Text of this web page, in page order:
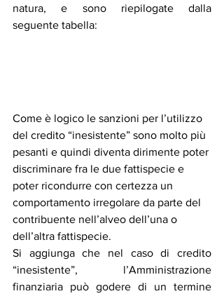
natura, e sono riepilogate dalla
seguente tabella:
Come è logico le sanzioni per l’utilizzo
del credito “inesistente” sono molto più
pesanti e quindi diventa dirimente poter
discriminare fra le due fattispecie e
poter ricondurre con certezza un
comportamento irregolare da parte del
contribuente nell’alveo dell’una o
dell’altra fattispecie.
Si aggiunga che nel caso di credito
“inesistente”, l’Amministrazione
finanziaria può godere di un termine